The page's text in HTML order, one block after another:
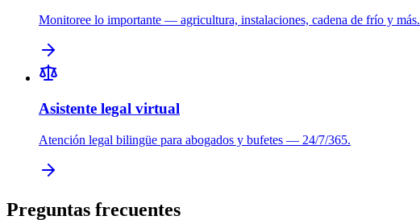
Monitoree lo importante — agricultura, instalaciones, cadena de frío y más.
Asistente legal virtual
Atención legal bilingüe para abogados y bufetes — 24/7/365.
Preguntas frecuentes